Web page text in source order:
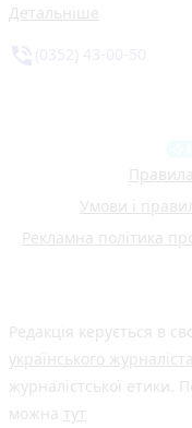
Детальніше
Умови і
Рекламна політика
Редакція керується в
українського
журналістської етики.
можна тут